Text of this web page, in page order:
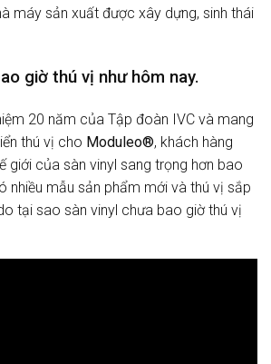
máy sản xuất được xây dựng, sinh thái
giờ thú vị như hôm nay.
20 năm của Tập đoàn IVC và mang
thú vị cho Moduleo®, khách hàng
giới của sàn vinyl sang trọng hơn bao
nhiều mẫu sản phẩm mới và thú vị sắp
tại sao sàn vinyl chưa bao giờ thú vị